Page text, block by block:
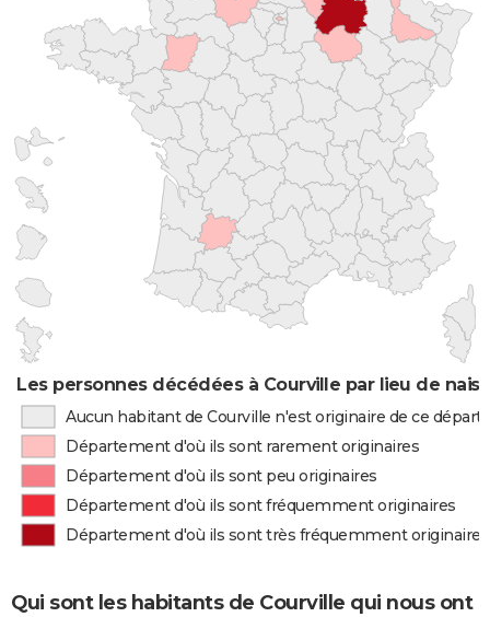
Les personnes décédées à Courville par lieu de
Aucun habitant de Courville n'est originaire de ce
Département d'où ils sont rarement originaires
Département d'où ils sont peu originaires
Département d'où ils sont fréquemment originaires
Département d'où ils sont très fréquemment originaires
Qui sont les habitants de Courville qui nous ont